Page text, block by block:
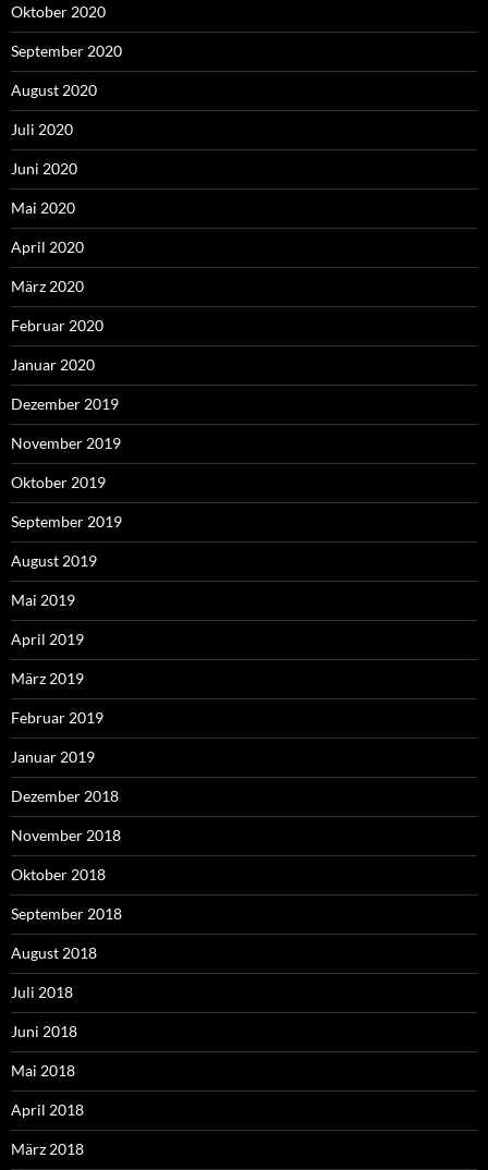
Oktober 2020
September 2020
August 2020
Juli 2020
Juni 2020
Mai 2020
April 2020
März 2020
Februar 2020
Januar 2020
Dezember 2019
November 2019
Oktober 2019
September 2019
August 2019
Mai 2019
April 2019
März 2019
Februar 2019
Januar 2019
Dezember 2018
November 2018
Oktober 2018
September 2018
August 2018
Juli 2018
Juni 2018
Mai 2018
April 2018
März 2018